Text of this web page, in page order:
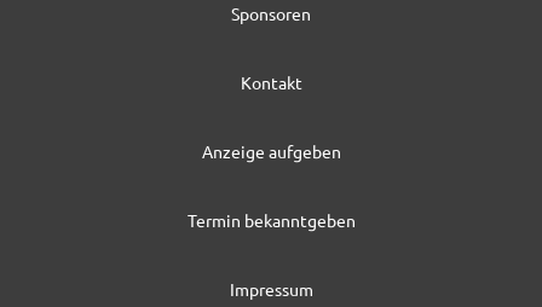
Sponsoren
Kontakt
Anzeige aufgeben
Termin bekanntgeben
Impressum